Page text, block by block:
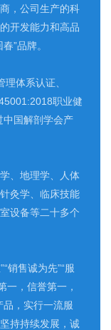
，公司生产的科
开发能力和高品
”品牌。
体系认证、
职业健
中国解剖学会产
、地理学、人体
灸学、临床技能
设备等二十多个
销售诚为先”“服
一，信誉第一，
品，实行一流服
持持续发展，诚